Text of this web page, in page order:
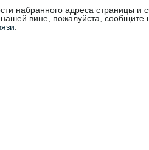
набранного адреса страницы и
вине, пожалуйста, сообщите
.